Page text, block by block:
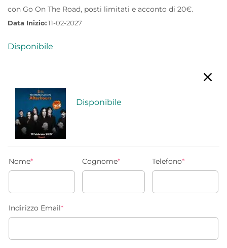
con Go On The Road, posti limitati e acconto di 20€.
Data Inizio: 11-02-2027
Disponibile
Disponibile
Nome* Cognome* Telefono*
Indirizzo Email*